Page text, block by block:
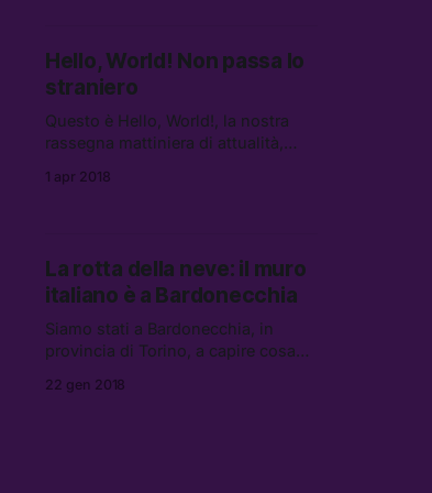
Hello, World! Non passa lo
straniero
Questo è Hello, World!, la nostra
rassegna mattiniera di attualità,
un pugno di link da leggere, vedere
1 apr 2018
La rotta della neve: il muro
italiano è a Bardonecchia
Siamo stati a Bardonecchia, in
provincia di Torino, a capire cosa
in montagna per arrivare in Francia.
22 gen 2018